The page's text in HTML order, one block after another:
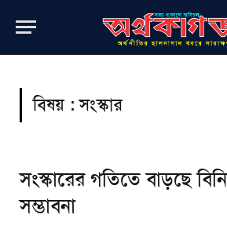
বিষয় :সংস্কার
সংস্কারের গতিতে বাড়ছে
সম্ভাবনা